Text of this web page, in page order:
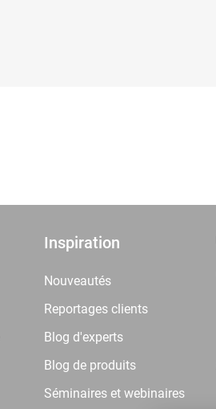
Inspiration
Nouveautés
Reportages clients
Blog d'experts
Blog de produits
Séminaires et webinaires